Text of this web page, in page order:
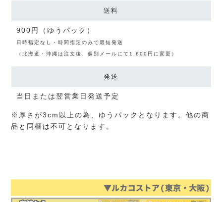
送料
900円（ゆうパック）
日時指定なし・時間指定のみで最短発送
（北海道・沖縄は注文後、個別メールにて1,600円に変更）
発送
当日または翌営業日発送予定
※厚さが3cm以上の為、ゆうパックとなります。他の商
品と同梱は不可となります。